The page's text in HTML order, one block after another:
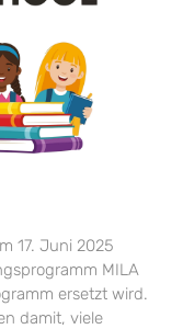
17. Juni 2025
MILA
ersetzt wird.
damit, viele